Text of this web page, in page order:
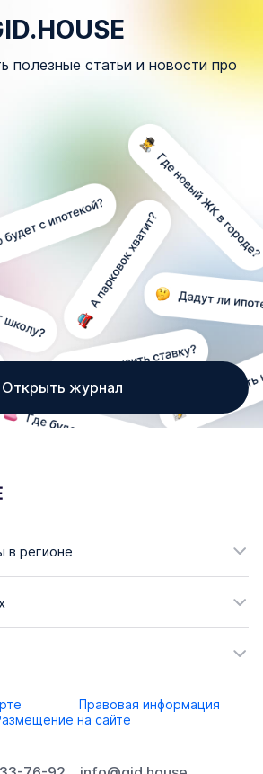
полезные статьи и новости про
Открыть журнал
в регионе
Правовая информация
на сайте